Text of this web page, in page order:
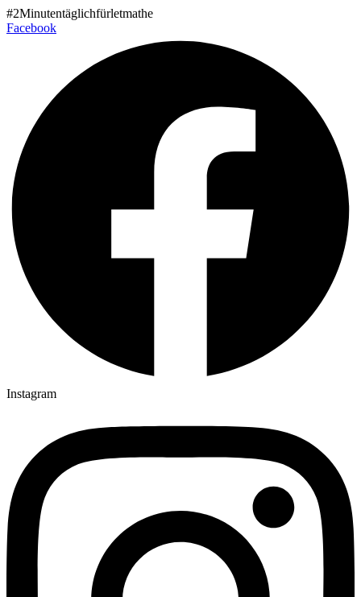
Zum
Inhalt
#2Minutentäglichfürletmathe
Facebook
Instagram